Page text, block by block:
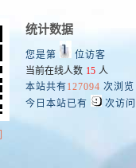
统计数据
您是第
位访客
当前在线人数 15 人
本站共有127094 次浏览
今日本站已有
次访问